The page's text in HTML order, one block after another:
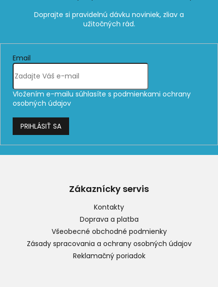
Email
Vložením e-mailu súhlasíte s podmienkami ochrany
osobných údajov
PRIHLÁSIŤ SA
Zákaznícky servis
Kontakty
Doprava a platba
Všeobecné obchodné podmienky
Zásady spracovania a ochrany osobných údajov
Reklamačný poriadok